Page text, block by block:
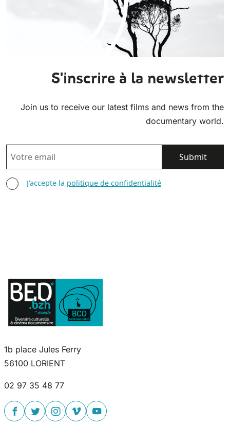
S'inscrire à la newsletter
Join us to receive our latest films and news from the
documentary world.
EMAIL
AGREE TERMS
J'accepte la politique de confidentialité
1b place Jules Ferry
56100 LORIENT
02 97 35 48 77